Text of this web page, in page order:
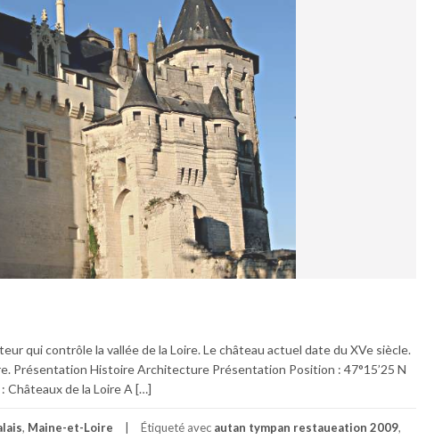
qui contrôle la vallée de la Loire. Le château actuel date du XVe siècle.
Présentation Histoire Architecture Présentation Position : 47°15’25 N
Châteaux de la Loire A […]
, Maine-et-Loire Étiqueté avec autan tympan restaueation 2009,